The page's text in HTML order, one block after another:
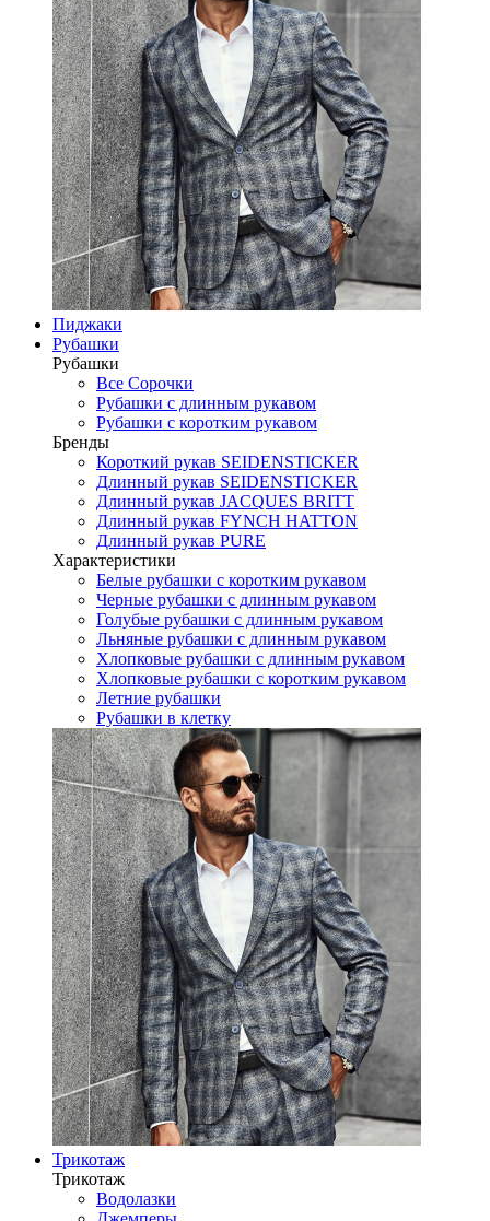
Пиджаки
Рубашки
Рубашки
Все Сорочки
Рубашки с длинным рукавом
Рубашки с коротким рукавом
Бренды
Короткий рукав SEIDENSTICKER
Длинный рукав SEIDENSTICKER
Длинный рукав JAСQUES BRITT
Длинный рукав FYNCH HATTON
Длинный рукав PURE
Характеристики
Белые рубашки с коротким рукавом
Черные рубашки с длинным рукавом
Голубые рубашки с длинным рукавом
Льняные рубашки с длинным рукавом
Хлопковые рубашки с длинным рукавом
Хлопковые рубашки с коротким рукавом
Летние рубашки
Рубашки в клетку
Трикотаж
Трикотаж
Водолазки